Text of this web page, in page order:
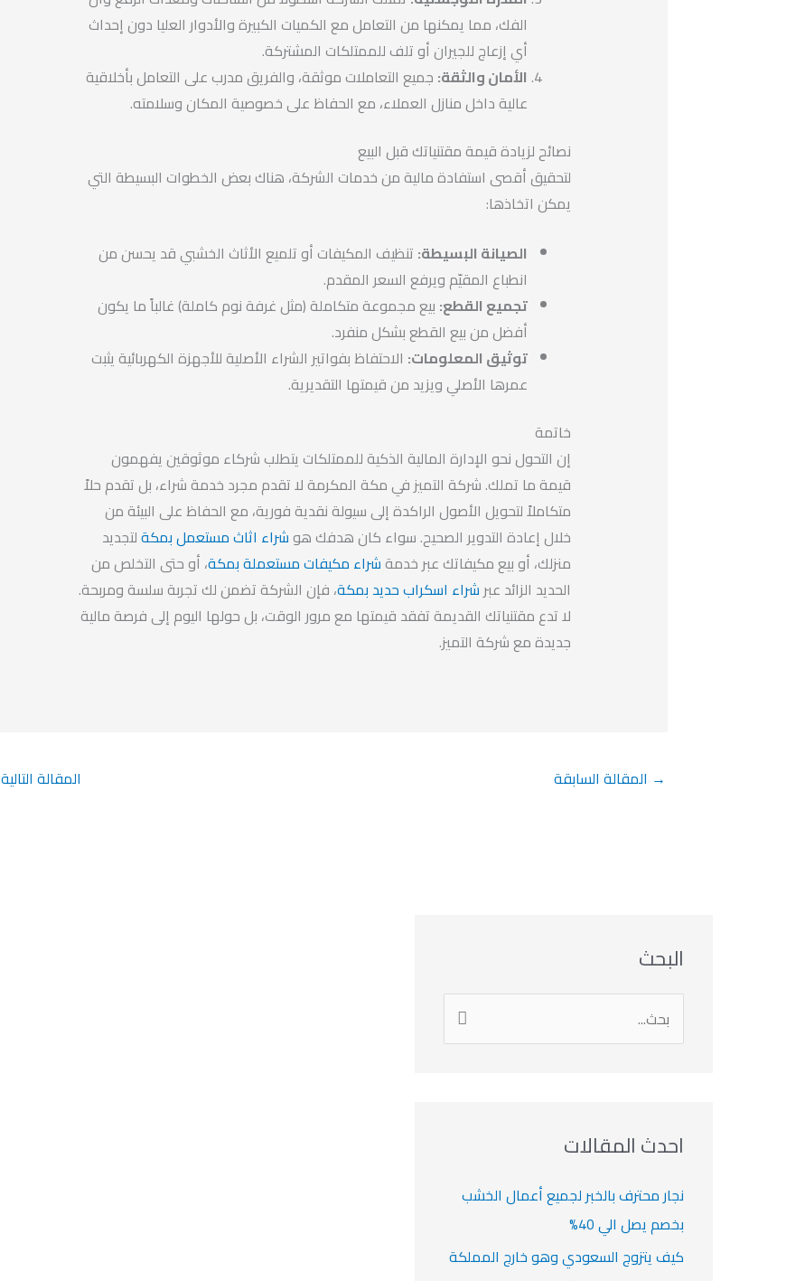
الفك، مما يمكنها من التعامل مع الكميات الكبيرة والأدوار العليا دون إحداث
أي إزعاج للجيران أو تلف للممتلكات المشتركة.
الأمان والثقة: جميع التعاملات موثقة، والفريق مدرب على التعامل بأخلاقية
عالية داخل منازل العملاء، مع الحفاظ على خصوصية المكان وسلامته.
نصائح لزيادة قيمة مقتنياتك قبل البيع
لتحقيق أقصى استفادة مالية من خدمات الشركة، هناك بعض الخطوات البسيطة التي
يمكن اتخاذها:
الصيانة البسيطة: تنظيف المكيفات أو تلميع الأثاث الخشبي قد يحسن من
انطباع المقيّم ويرفع السعر المقدم.
تجميع القطع: بيع مجموعة متكاملة (مثل غرفة نوم كاملة) غالباً ما يكون
أفضل من بيع القطع بشكل منفرد.
توثيق المعلومات: الاحتفاظ بفواتير الشراء الأصلية للأجهزة الكهربائية يثبت
عمرها الأصلي ويزيد من قيمتها التقديرية.
خاتمة
إن التحول نحو الإدارة المالية الذكية للممتلكات يتطلب شركاء موثوقين يفهمون
قيمة ما تملك. شركة التميز في مكة المكرمة لا تقدم مجرد خدمة شراء، بل تقدم حلاً
متكاملاً لتحويل الأصول الراكدة إلى سيولة نقدية فورية، مع الحفاظ على البيئة من
خلال إعادة التدوير الصحيح. سواء كان هدفك هو شراء اثاث مستعمل بمكةلتجديد
منزلك، أو بيع مكيفاتك عبر خدمة شراء مكيفات مستعملة بمكة، أو حتى التخلص من
الحديد الزائد عبر شراء اسكراب حديد بمكة، فإن الشركة تضمن لك تجربة سلسة ومربحة.
لا تدع مقتنياتك القديمة تفقد قيمتها مع مرور الوقت، بل حولها اليوم إلى فرصة مالية
جديدة مع شركة التميز.
→ المقالة السابقة المقالة التالية
البحث
ل
ث
ن
:
احدث المقالات
نجار محترف بالخبر لجميع أعمال الخشب
بخصم يصل الي 40%
كيف يتزوج السعودي وهو خارج المملكة
ل
ش
ص
ف
ل
ش
ل
ن
ت